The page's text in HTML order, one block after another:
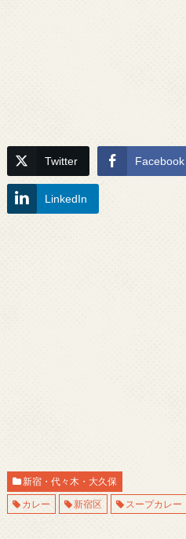
Twitter Facebook
LinkedIn
新宿・代々木・大久保
カレー
新宿区 スープカレー